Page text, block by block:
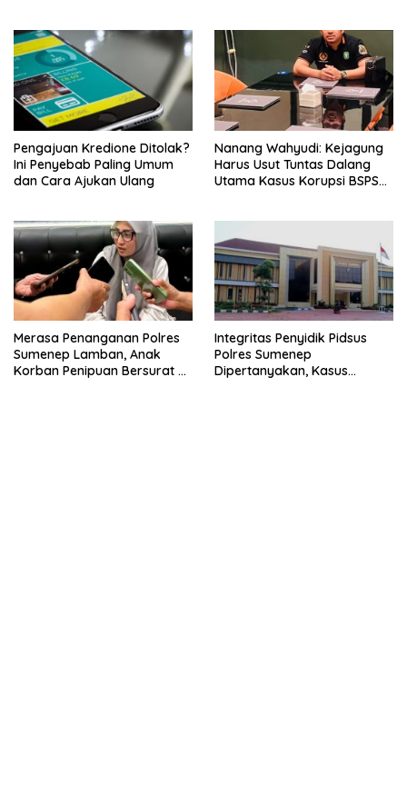
Pengajuan Kredione Ditolak?
Ini Penyebab Paling Umum
dan Cara Ajukan Ulang
Nanang Wahyudi: Kejagung
Harus Usut Tuntas Dalang
Utama Kasus Korupsi BSPS
Merasa Penanganan Polres
Sumenep Lamban, Anak
Korban Penipuan Bersurat ke
Integritas Penyidik Pidsus
Polres Sumenep
Dipertanyakan, Kasus